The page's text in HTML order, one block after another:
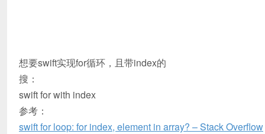
想要swift实现for循环，且带index的
搜：
swift for with index
参考：
swift for loop: for index, element in array? – Stack Overflow